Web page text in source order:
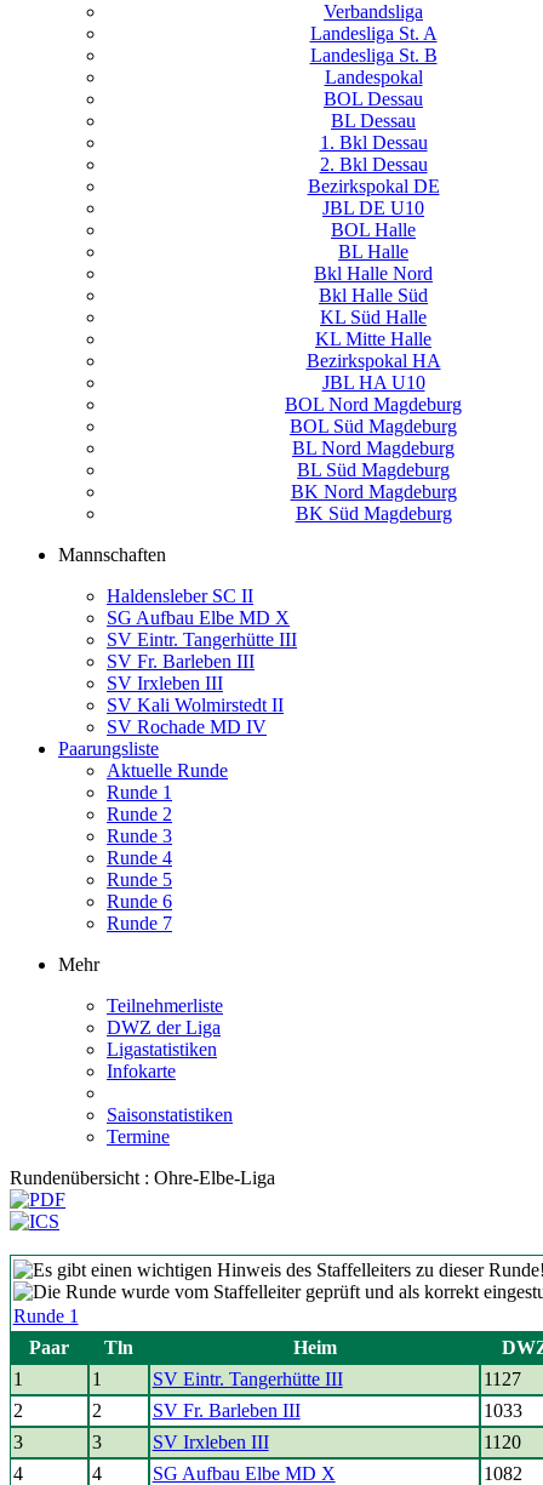
Verbandsliga
Landesliga St. A
Landesliga St. B
Landespokal
BOL Dessau
BL Dessau
1. Bkl Dessau
2. Bkl Dessau
Bezirkspokal DE
JBL DE U10
BOL Halle
BL Halle
Bkl Halle Nord
Bkl Halle Süd
KL Süd Halle
KL Mitte Halle
Bezirkspokal HA
JBL HA U10
BOL Nord Magdeburg
BOL Süd Magdeburg
BL Nord Magdeburg
BL Süd Magdeburg
BK Nord Magdeburg
BK Süd Magdeburg
Mannschaften
Haldensleber SC II
SG Aufbau Elbe MD X
SV Eintr. Tangerhütte III
SV Fr. Barleben III
SV Irxleben III
SV Kali Wolmirstedt II
SV Rochade MD IV
Paarungsliste
Aktuelle Runde
Runde 1
Runde 2
Runde 3
Runde 4
Runde 5
Runde 6
Runde 7
Mehr
Teilnehmerliste
DWZ der Liga
Ligastatistiken
Infokarte
Saisonstatistiken
Termine
Rundenübersicht : Ohre-Elbe-Liga
Runde 1
Paar
Tln Heim
1
1 SV Eintr. Tangerhütte III
1127
2
2 SV Fr. Barleben III
1033
3
3 SV Irxleben III
1120
4
4 SG Aufbau Elbe MD X 1082